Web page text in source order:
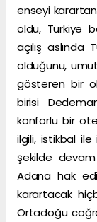
enseyi
oldu, Türkiye
açılış
olduğunu,
gösteren bir
birisi
konforlu bir
ilgili, istikbal ile
şekilde
Adana hak
karartacak
Ortadoğu